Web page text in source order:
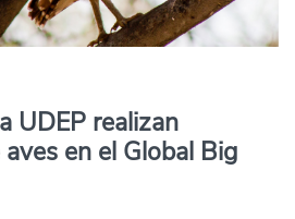
UDEP realizan
en el Global Big